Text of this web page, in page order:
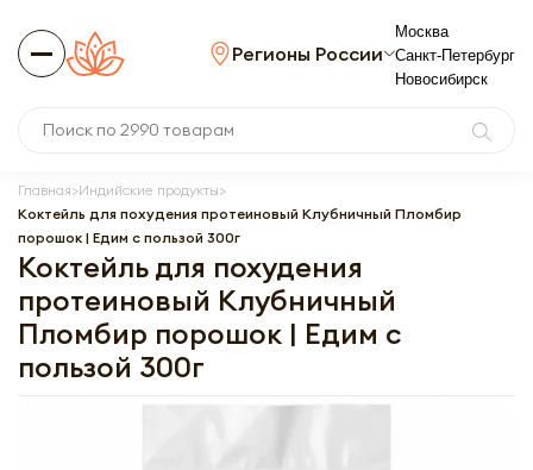
Регионы России
Москва
Санкт-Петербург
Новосибирск
Главная Индийские продукты
Коктейль для похудения протеиновый Клубничный Пломбир
порошок | Едим с пользой 300г
Коктейль для похудения
протеиновый Клубничный
Пломбир порошок | Едим с
пользой 300г